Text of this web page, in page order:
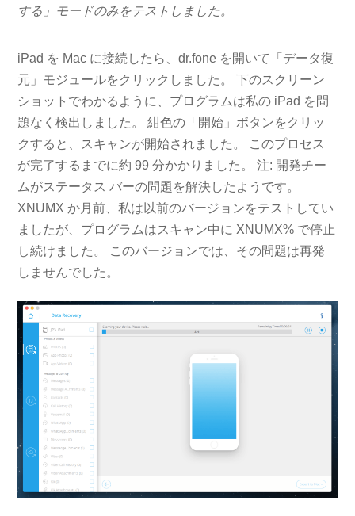
する」モードのみをテストしました。
iPad を Mac に接続したら、dr.fone を開いて「データ復
元」モジュールをクリックしました。 下のスクリーン
ショットでわかるように、プログラムは私の iPad を問
題なく検出しました。 紺色の「開始」ボタンをクリッ
クすると、スキャンが開始されました。 このプロセス
が完了するまでに約 99 分かかりました。 注: 開発チー
ムがステータス バーの問題を解決したようです。
XNUMX か月前、私は以前のバージョンをテストしてい
ましたが、プログラムはスキャン中に XNUMX% で停止
し続けました。 このバージョンでは、その問題は再発
しませんでした。